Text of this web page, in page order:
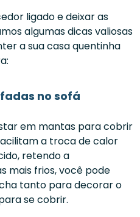
ligado e deixar as
algumas dicas valiosas
a sua casa quentinha
no sofá
em mantas para cobrir
a troca de calor
retendo a
mais frios, você pode
tanto para decorar o
se cobrir.